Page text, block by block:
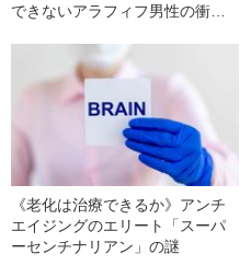
できないアラフィフ男性の衝撃
《老化は治療できるか》アンチ
エイジングのエリート「スーパ
ーセンチナリアン」の謎